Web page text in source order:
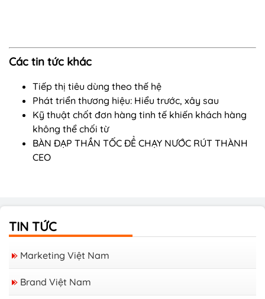
Các tin tức khác
Tiếp thị tiêu dùng theo thế hệ
Phát triển thương hiệu: Hiểu trước, xây sau
Kỹ thuật chốt đơn hàng tinh tế khiến khách hàng
không thể chối từ
BÀN ĐẠP THẦN TỐC ĐỂ CHẠY NƯỚC RÚT THÀNH
CEO
TIN TỨC
Marketing Việt Nam
Brand Việt Nam